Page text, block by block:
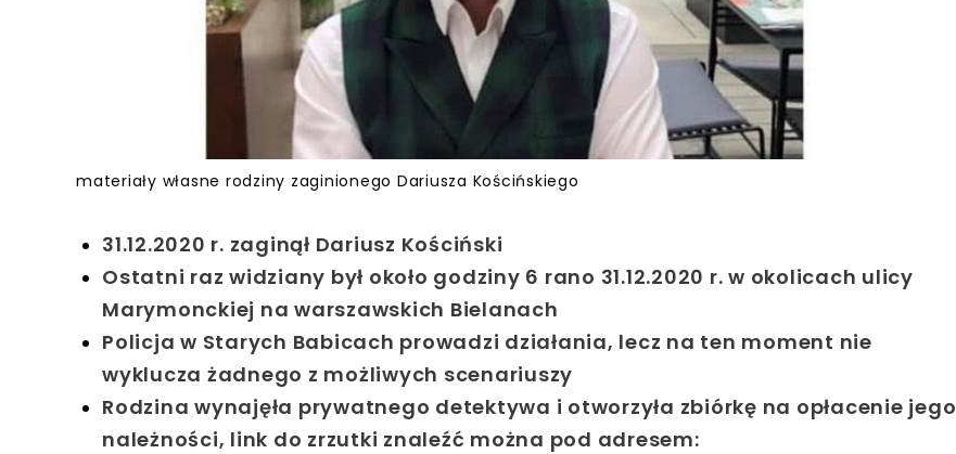
materiały własne rodziny zaginionego Dariusza Kościńskiego
31.12.2020 r. zaginął Dariusz Kościński
Ostatni raz widziany był około godziny 6 rano 31.12.2020 r. w okolicach ulicy
Marymonckiej na warszawskich Bielanach
Policja w Starych Babicach prowadzi działania, lecz na ten moment nie
wyklucza żadnego z możliwych scenariuszy
Rodzina wynajęła prywatnego detektywa i otworzyła zbiórkę na opłacenie jego
należności, link do zrzutki znaleźć można pod adresem: